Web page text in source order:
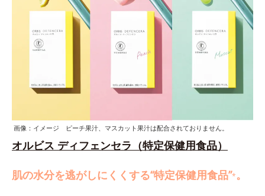
画像：イメージ ピーチ果汁、マスカット果汁は配合されておりません。
オルビス ディフェンセラ（特定保健用食品）
肌の水分を逃がしにくくする“特定保健用食品”*。